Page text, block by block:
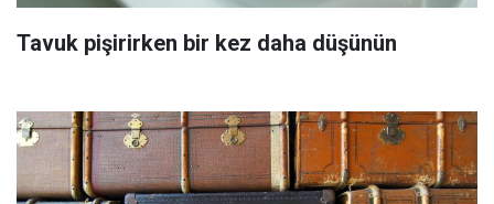
Tavuk pişirirken bir kez daha düşünün